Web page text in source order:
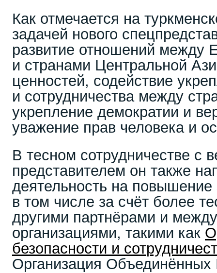
Как отмечается на
задачей нового
развитие отношений между
и странами Центральной
ценностей, содействие
и сотрудничества между
укрепление демократии и
уважение прав человека и
В тесном сотрудничестве с
представителем он также
деятельность на
в том числе за счёт более
другими партнёрами и
организациями, такими как
безопасности и
Организация